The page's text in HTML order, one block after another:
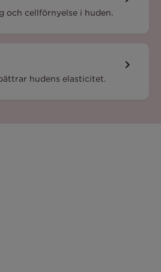
och cellförnyelse i huden.
hudens elasticitet.